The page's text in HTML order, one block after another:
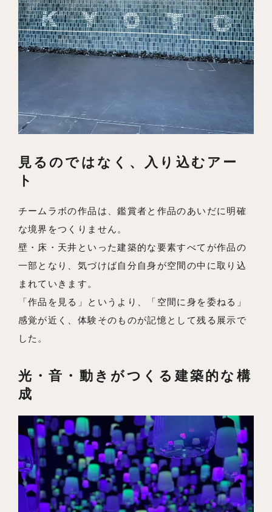
見るのではなく、入り込むアー
ト
チームラボの作品は、鑑賞者と作品のあいだに明確
な境界をつくりません。
壁・床・天井といった建築的な要素すべてが作品の
一部となり、気づけば自分自身が空間の中に取り込
まれていきます。
「作品を見る」というより、「空間に身を委ねる」
感覚が近く、体験そのものが記憶として残る展示で
した。
光・音・動きがつくる建築的な構
成